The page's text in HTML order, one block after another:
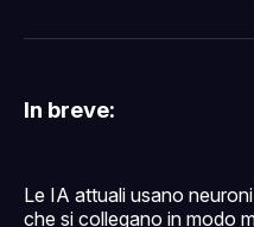
Facebook
Pinterest
In breve:
Le IA attuali usano
che si collegano in modo